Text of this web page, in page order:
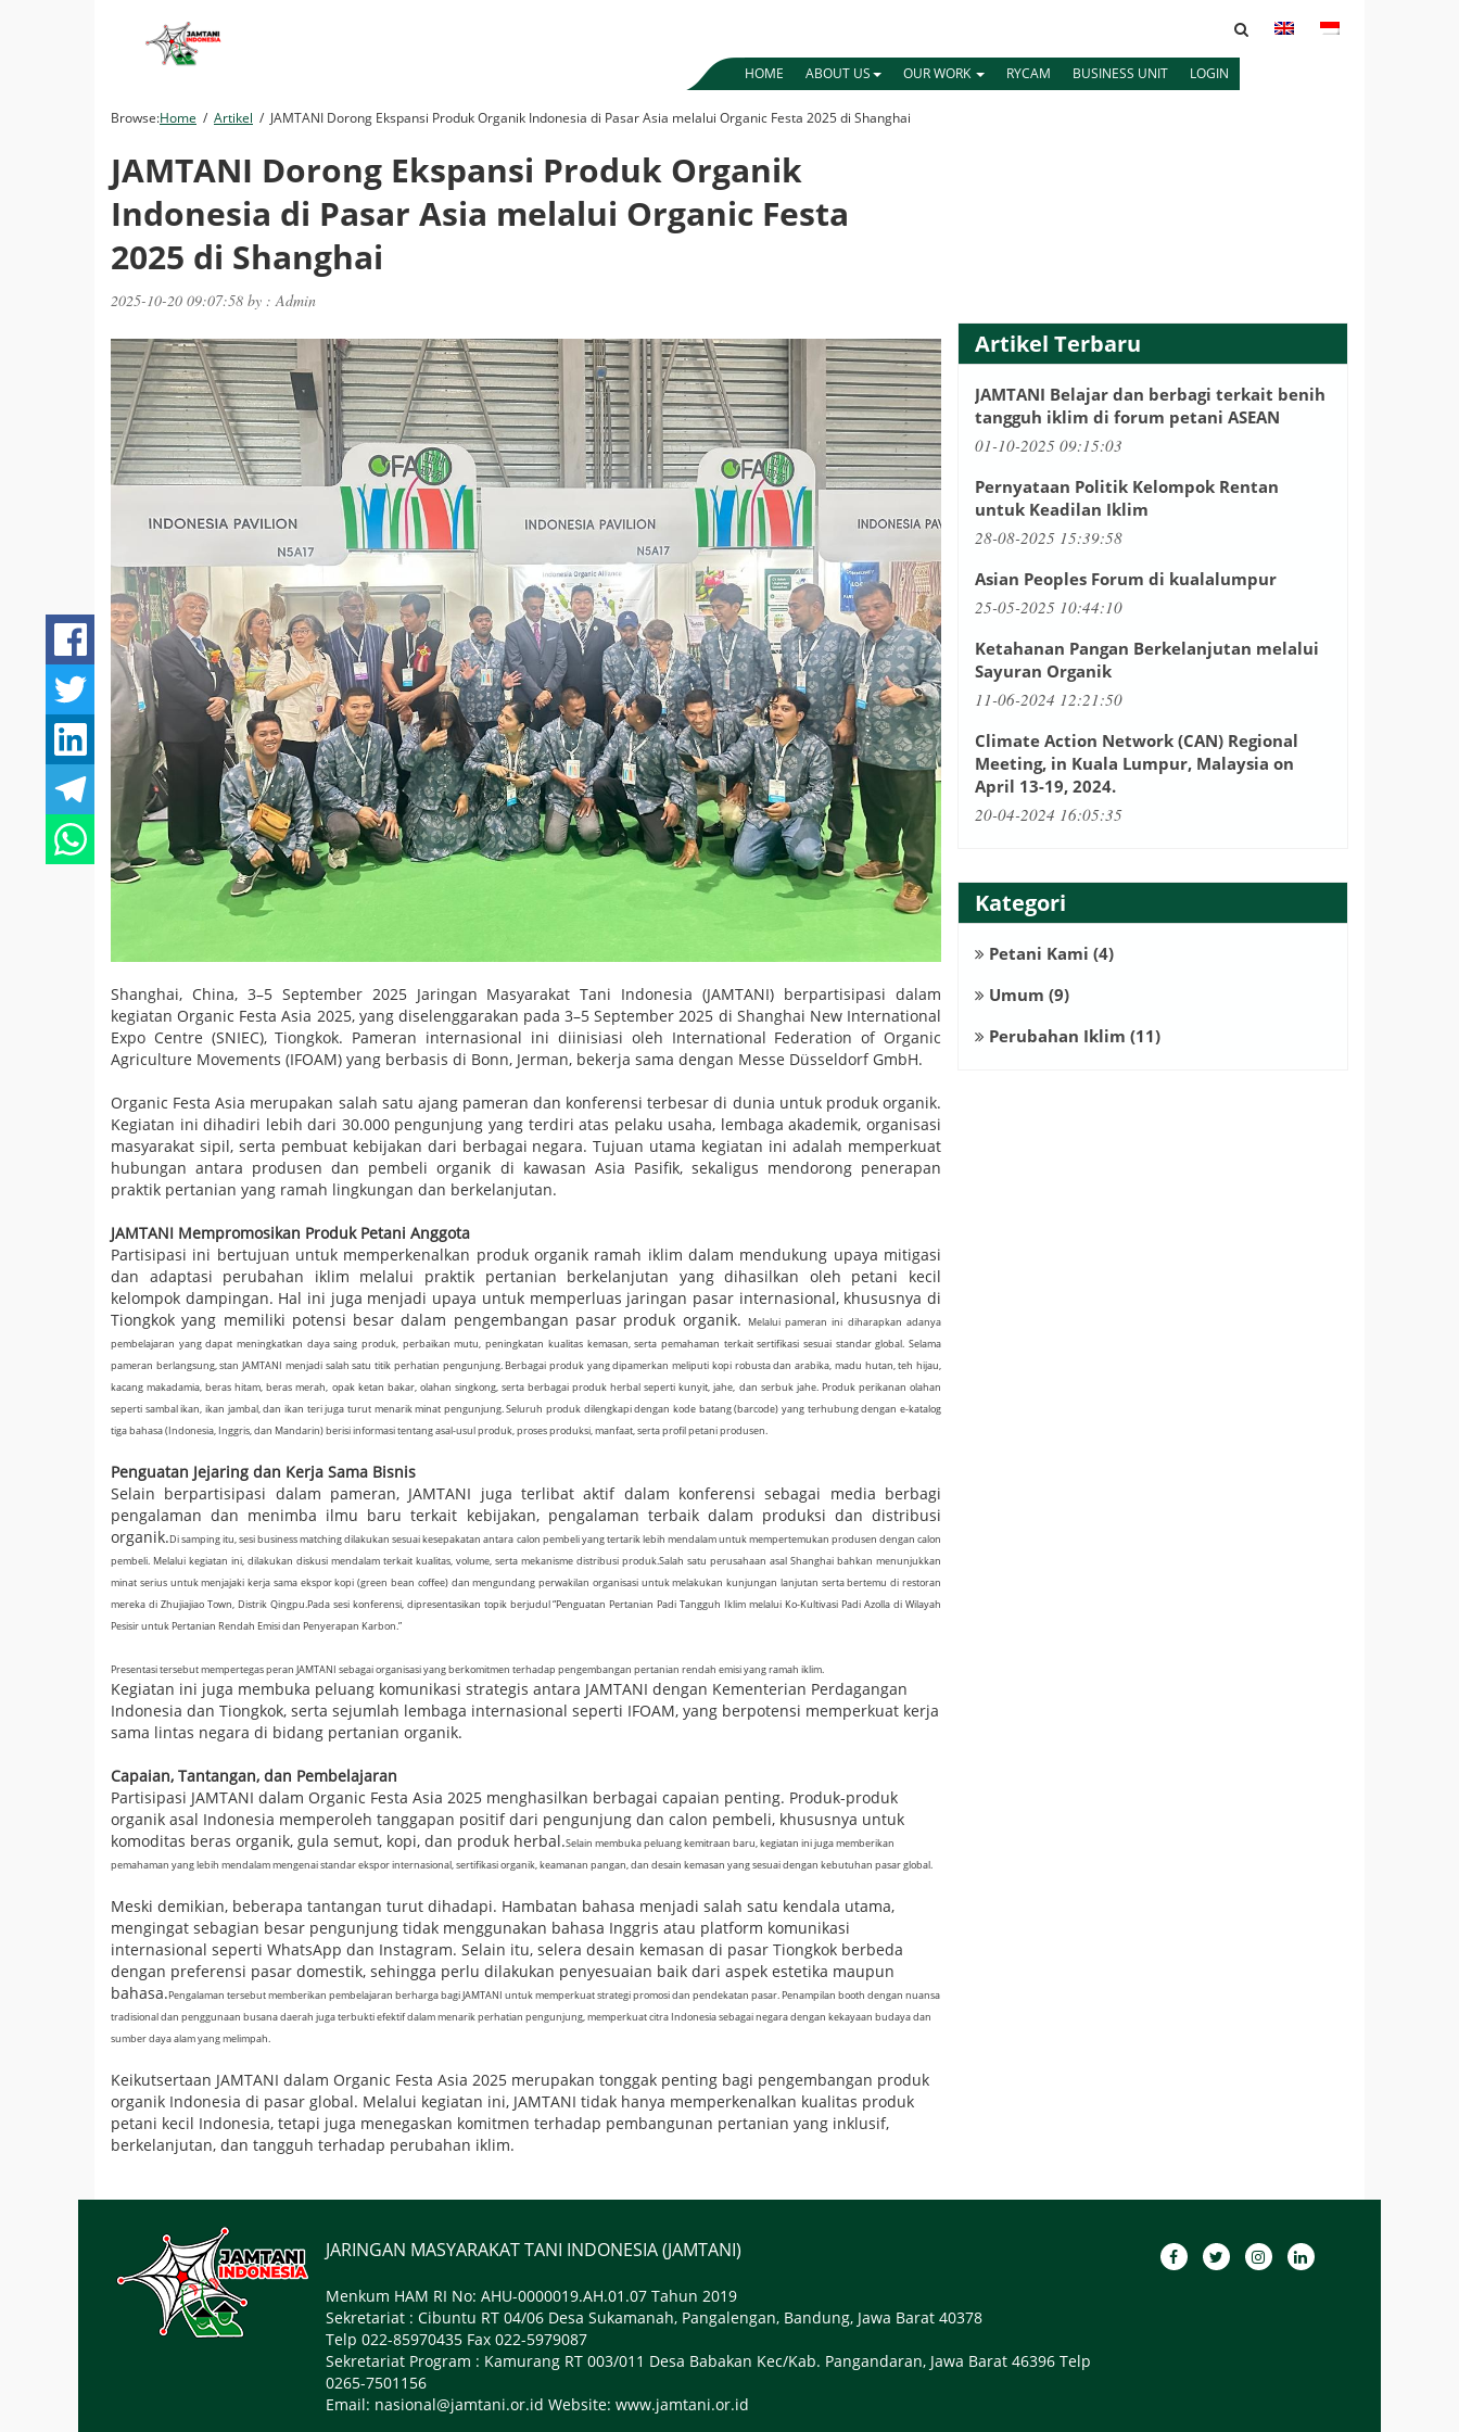
HOME ABOUT US OUR WORK RYCAM BUSINESS UNIT LOGIN
Browse:Home Artikel JAMTANI Dorong Ekspansi Produk Organik Indonesia di Pasar Asia melalui Organic Festa 2025 di Shanghai
JAMTANI Dorong Ekspansi Produk Organik
Indonesia di Pasar Asia melalui Organic Festa
2025 di Shanghai
2025-10-20 09:07:58 by : Admin
Shanghai, China, 3–5 September 2025 Jaringan Masyarakat Tani Indonesia (JAMTANI) berpartisipasi dalam
kegiatan Organic Festa Asia 2025, yang diselenggarakan pada 3–5 September 2025 di Shanghai New International
Expo Centre (SNIEC), Tiongkok. Pameran internasional ini diinisiasi oleh International Federation of Organic
Agriculture Movements (IFOAM) yang berbasis di Bonn, Jerman, bekerja sama dengan Messe Düsseldorf GmbH.
Organic Festa Asia merupakan salah satu ajang pameran dan konferensi terbesar di dunia untuk produk organik.
Kegiatan ini dihadiri lebih dari 30.000 pengunjung yang terdiri atas pelaku usaha, lembaga akademik, organisasi
masyarakat sipil, serta pembuat kebijakan dari berbagai negara. Tujuan utama kegiatan ini adalah memperkuat
hubungan antara produsen dan pembeli organik di kawasan Asia Pasifik, sekaligus mendorong penerapan
praktik pertanian yang ramah lingkungan dan berkelanjutan.
JAMTANI Mempromosikan Produk Petani Anggota
Partisipasi ini bertujuan untuk memperkenalkan produk organik ramah iklim dalam mendukung upaya mitigasi
dan adaptasi perubahan iklim melalui praktik pertanian berkelanjutan yang dihasilkan oleh petani kecil
kelompok dampingan. Hal ini juga menjadi upaya untuk memperluas jaringan pasar internasional, khususnya di
Tiongkok yang memiliki potensi besar dalam pengembangan pasar produk organik.
Melalui pameran ini diharapkan adanya
pembelajaran yang dapat meningkatkan daya saing produk, perbaikan mutu, peningkatan kualitas kemasan, serta pemahaman terkait sertifikasi sesuai standar global. Selama
pameran berlangsung, stan JAMTANI menjadi salah satu titik perhatian pengunjung. Berbagai produk yang dipamerkan meliputi kopi robusta dan arabika, madu hutan, teh hijau,
kacang makadamia, beras hitam, beras merah, opak ketan bakar, olahan singkong, serta berbagai produk herbal seperti kunyit, jahe, dan serbuk jahe. Produk perikanan olahan
seperti sambal ikan, ikan jambal, dan ikan teri juga turut menarik minat pengunjung.Seluruh produk dilengkapi dengan kode batang (barcode) yang terhubung dengan e-katalog
tiga bahasa (Indonesia, Inggris, dan Mandarin) berisi informasi tentang asal-usul produk, proses produksi, manfaat, serta profil petani produsen.
Penguatan Jejaring dan Kerja Sama Bisnis
Selain berpartisipasi dalam pameran, JAMTANI juga terlibat aktif dalam konferensi sebagai media berbagi
pengalaman dan menimba ilmu baru terkait kebijakan, pengalaman terbaik dalam produksi dan distribusi
organik.Di samping itu, sesi business matching dilakukan sesuai kesepakatan antara calon pembeli yang tertarik lebih mendalam untuk mempertemukan produsen dengan calon
pembeli. Melalui kegiatan ini, dilakukan diskusi mendalam terkait kualitas, volume, serta mekanisme distribusi produk.Salah satu perusahaan asal Shanghai bahkan menunjukkan
minat serius untuk menjajaki kerja sama ekspor kopi (green bean coffee) dan mengundang perwakilan organisasi untuk melakukan kunjungan lanjutan serta bertemu di restoran
mereka di Zhujiajiao Town, Distrik Qingpu.Pada sesi konferensi, dipresentasikan topik berjudul “Penguatan Pertanian Padi Tangguh Iklim melalui Ko-Kultivasi Padi Azolla di Wilayah
Pesisir untuk Pertanian Rendah Emisi dan Penyerapan Karbon.”
Presentasi tersebut mempertegas peran JAMTANI sebagai organisasi yang berkomitmen terhadap pengembangan pertanian rendah emisi yang ramah iklim.
Kegiatan ini juga membuka peluang komunikasi strategis antara JAMTANI dengan Kementerian Perdagangan
Indonesia dan Tiongkok, serta sejumlah lembaga internasional seperti IFOAM, yang berpotensi memperkuat kerja
sama lintas negara di bidang pertanian organik.
Capaian, Tantangan, dan Pembelajaran
Partisipasi JAMTANI dalam Organic Festa Asia 2025 menghasilkan berbagai capaian penting. Produk-produk
organik asal Indonesia memperoleh tanggapan positif dari pengunjung dan calon pembeli, khususnya untuk
komoditas beras organik, gula semut, kopi, dan produk herbal.Selain membuka peluang kemitraan baru, kegiatan ini juga memberikan
pemahaman yang lebih mendalam mengenai standar ekspor internasional, sertifikasi organik, keamanan pangan, dan desain kemasan yang sesuai dengan kebutuhan pasar global.
Meski demikian, beberapa tantangan turut dihadapi. Hambatan bahasa menjadi salah satu kendala utama,
mengingat sebagian besar pengunjung tidak menggunakan bahasa Inggris atau platform komunikasi
internasional seperti WhatsApp dan Instagram. Selain itu, selera desain kemasan di pasar Tiongkok berbeda
dengan preferensi pasar domestik, sehingga perlu dilakukan penyesuaian baik dari aspek estetika maupun
bahasa.Pengalaman tersebut memberikan pembelajaran berharga bagi JAMTANI untuk memperkuat strategi promosi dan pendekatan pasar. Penampilan booth dengan nuansa
tradisional dan penggunaan busana daerah juga terbukti efektif dalam menarik perhatian pengunjung, memperkuat citra Indonesia sebagai negara dengan kekayaan budaya dan
sumber daya alam yang melimpah.
Keikutsertaan JAMTANI dalam Organic Festa Asia 2025 merupakan tonggak penting bagi pengembangan produk
organik Indonesia di pasar global. Melalui kegiatan ini, JAMTANI tidak hanya memperkenalkan kualitas produk
petani kecil Indonesia, tetapi juga menegaskan komitmen terhadap pembangunan pertanian yang inklusif,
berkelanjutan, dan tangguh terhadap perubahan iklim.
Artikel Terbaru
JAMTANI Belajar dan berbagi terkait benih
tangguh iklim di forum petani ASEAN
01-10-2025 09:15:03
Pernyataan Politik Kelompok Rentan
untuk Keadilan Iklim
28-08-2025 15:39:58
Asian Peoples Forum di kualalumpur
25-05-2025 10:44:10
Ketahanan Pangan Berkelanjutan melalui
Sayuran Organik
11-06-2024 12:21:50
Climate Action Network (CAN) Regional
Meeting, in Kuala Lumpur, Malaysia on
April 13-19, 2024.
20-04-2024 16:05:35
Kategori
Petani Kami (4)
Umum (9)
Perubahan Iklim (11)
JARINGAN MASYARAKAT TANI INDONESIA (JAMTANI)
Menkum HAM RI No: AHU-0000019.AH.01.07 Tahun 2019
Sekretariat : Cibuntu RT 04/06 Desa Sukamanah, Pangalengan, Bandung, Jawa Barat 40378
Telp 022-85970435 Fax 022-5979087
Sekretariat Program : Kamurang RT 003/011 Desa Babakan Kec/Kab. Pangandaran, Jawa Barat 46396 Telp
0265-7501156
Email: nasional@jamtani.or.id Website: www.jamtani.or.id